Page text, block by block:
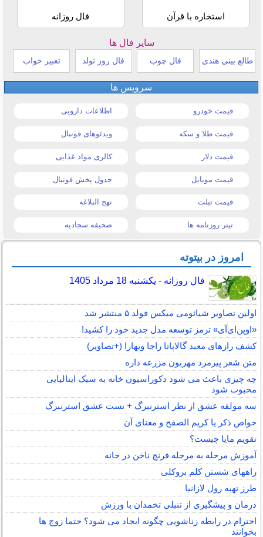
استخاره با قرآن فال روزانه
سایر فال ها
طالع بینی هندی فال چوب فال روز تولد تعبیر خواب
سرویس ها
قیمت خودرو اطلاعات دارویی
قیمت طلا و سکه ویدئوهای فوتبال
قیمت دلار کالری مواد غذایی
قیمت موبایل جدول پخش فوتبال
قیمت تبلت نهج البلاغه
تیتر روزنامه ها صحیفه سجادیه
امروز در بیتوته
فال روزانه - یکشنبه 18 مرداد 1405
اولین تصاویر شیائومی میکس فولد ۵ منتشر شد
«اوپن‌ای‌آی» ترمز توسعه مدل جدید خود را کشید!
کشف رازهای معبد گالاپاتا راجا ویهارا (+تصاویر)
متن شعر پیرمرد مهربون مزرعه داره
چه چیزی باعث می شود دکوراسیون خانه به سبک ایتالیایی
محبوب شود
سه مولفه عشق از نظر استرنبرگ + تست عشق استرنبرگ
خواص ذکر یا کریم الصفح و معنای آن
تقویم مایا چیست؟
آموزش مرحله به مرحله فرنچ ناخن در خانه
راههای شستن کلم بروکلی
طرز تهیه رول لازانیا
درمان و پیشگیری از تنبلی تخمدان با ورزش
احترام در رابطه زناشویی چگونه ایجاد می شود؟ حتما زوج ها
بخوانند